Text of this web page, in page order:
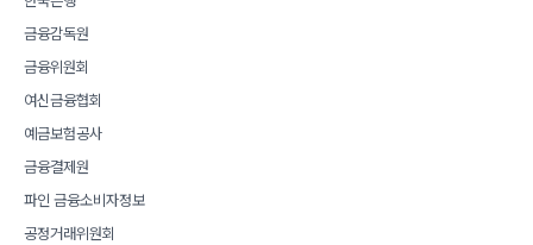
금융감독원
금융위원회
여신금융협회
예금보험공사
금융결제원
파인 금융소비자정보
공정거래위원회